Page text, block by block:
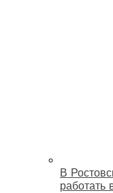
В
работать